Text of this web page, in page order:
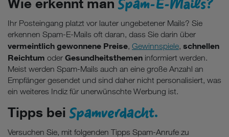
Ihr Posteingang platzt vor lauter ungebetener Mails? Sie
erkennen Spam-E-Mails oft daran, dass Sie darin über
vermeintlich gewonnene Preise, Gewinnspiele, schnellen
Reichtum oder Gesundheitsthemen informiert werden.
Meist werden Spam-Mails auch an eine große Anzahl an
Empfänger gesendet und sind daher nicht personalisiert, was
ein weiteres Indiz für unerwünschte Werbung ist.
Tipps bei Spamverdacht.
Versuchen Sie, mit folgenden Tipps Spam-Anrufe zu